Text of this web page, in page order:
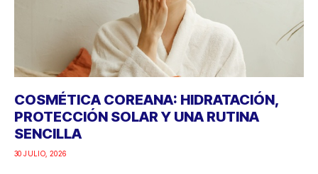
COSMÉTICA COREANA: HIDRATACIÓN,
PROTECCIÓN SOLAR Y UNA RUTINA
SENCILLA
30 JULIO, 2026